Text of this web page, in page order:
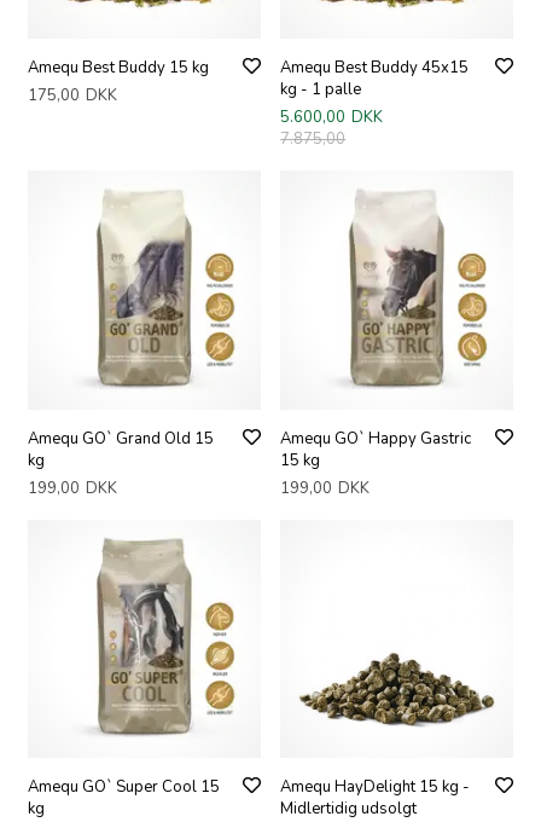
Amequ Best Buddy 15 kg
175,00 DKK
Amequ Best Buddy 45x15
kg - 1 palle
5.600,00 DKK
7.875,00
Amequ GO` Grand Old 15
kg
199,00 DKK
Amequ GO` Happy Gastric
15 kg
199,00 DKK
Amequ GO` Super Cool 15
kg
Amequ HayDelight 15 kg -
Midlertidig udsolgt